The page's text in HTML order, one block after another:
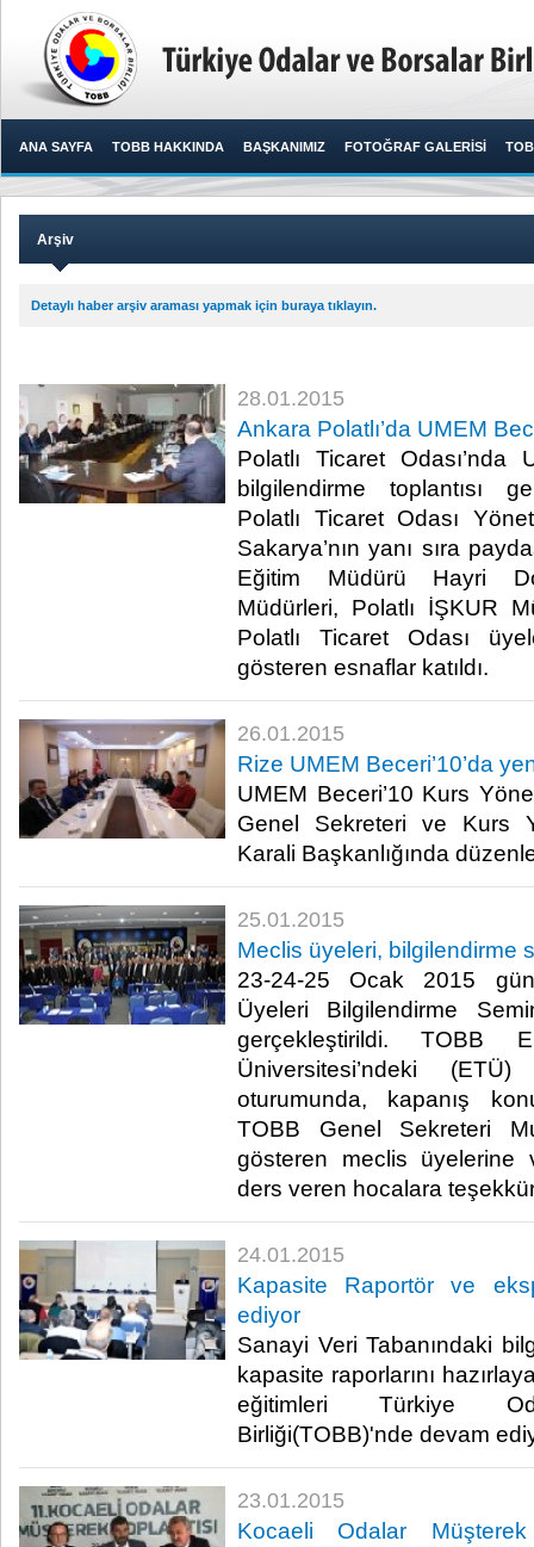
ANA SAYFA TOBB HAKKINDA BAŞKANIMIZ FOTOĞRAF GALERİSİ
Arşiv
Detaylı haber arşiv araması yapmak için buraya tıklayın.
28.01.2015
Ankara Polatlı’da UMEM
Polatlı Ticaret Odası’nda
bilgilendirme toplantısı
Polatlı Ticaret Odası
Sakarya’nın yanı sıra
Eğitim Müdürü Hayri
Müdürleri, Polatlı İŞKUR
Polatlı Ticaret Odası
gösteren esnaflar katıldı. ​
26.01.2015
Rize UMEM Beceri’10’da
UMEM Beceri’10 Kurs
Genel Sekreteri ve Kurs
Karali Başkanlığında
25.01.2015
Meclis üyeleri, bilgilendirme
23-24-25 Ocak 2015
Üyeleri Bilgilendirme
gerçekleştirildi. TOBB
Üniversitesi’ndeki
oturumunda, kapanış
TOBB Genel Sekreteri
gösteren meclis üyelerine
ders veren hocalara
24.01.2015
Kapasite Raportör ve
ediyor
Sanayi Veri Tabanındaki
kapasite raporlarını
eğitimleri Türkiye
Birliği(TOBB)'nde devam
23.01.2015
Kocaeli Odalar Müşterek